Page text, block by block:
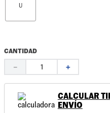
U
CANTIDAD
＋
－
CALCULAR
ENVÍO